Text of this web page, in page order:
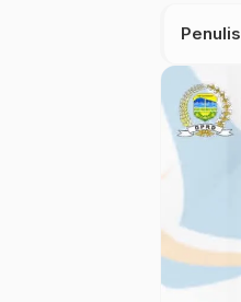
Penulis